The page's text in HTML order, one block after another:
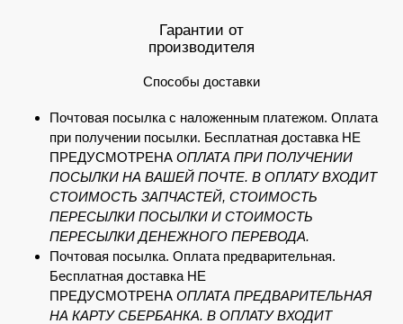
Гарантии от
производителя
Способы доставки
Почтовая посылка с наложенным платежом. Оплата
при получении посылки. Бесплатная доставка НЕ
ПРЕДУСМОТРЕНА ОПЛАТА ПРИ ПОЛУЧЕНИИ
ПОСЫЛКИ НА ВАШЕЙ ПОЧТЕ. В ОПЛАТУ ВХОДИТ
СТОИМОСТЬ ЗАПЧАСТЕЙ, СТОИМОСТЬ
ПЕРЕСЫЛКИ ПОСЫЛКИ И СТОИМОСТЬ
ПЕРЕСЫЛКИ ДЕНЕЖНОГО ПЕРЕВОДА.
Почтовая посылка. Оплата предварительная.
Бесплатная доставка НЕ
ПРЕДУСМОТРЕНА ОПЛАТА ПРЕДВАРИТЕЛЬНАЯ
НА КАРТУ СБЕРБАНКА. В ОПЛАТУ ВХОДИТ